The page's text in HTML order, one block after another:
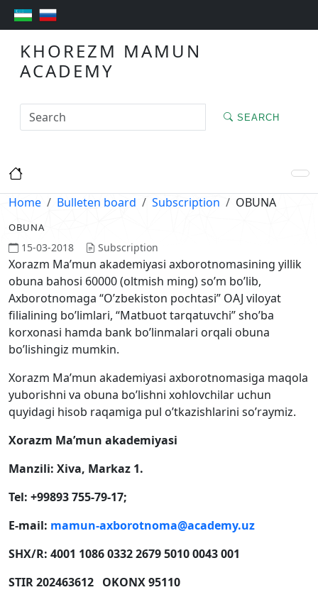
KHOREZM MAMUN
ACADEMY
SEARCH
Home Bulleten board Subscription OBUNA
OBUNA
15-03-2018 Subscription
Xorazm Ma’mun akademiyasi axborotnomasining yillik
obuna bahosi 60000 (oltmish ming) so’m bo’lib,
Axborotnomaga “O’zbekiston pochtasi” OAJ viloyat
filialining bo’limlari, “Matbuot tarqatuvchi” sho’ba
korxonasi hamda bank bo’linmalari orqali obuna
bo’lishingiz mumkin.
Xorazm Ma’mun akademiyasi axborotnomasiga maqola
yuborishni va obuna bo’lishni xohlovchilar uchun
quyidagi hisob raqamiga pul o’tkazishlarini so’raymiz.
Xorazm Ma’mun akademiyasi
Manzili: Xiva, Markaz 1.
Tel: +99893 755-79-17;
E-mail: mamun-axborotnoma@academy.uz
SHX/R: 4001 1086 0332 2679 5010 0043 001
STIR 202463612 OKONX 95110